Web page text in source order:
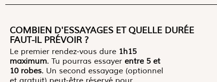
COMBIEN D'ESSAYAGES ET QUELLE DURÉE
FAUT-IL PRÉVOIR ?
Le premier rendez-vous dure 1h15
maximum. Tu pourras essayer entre 5 et
10 robes. Un second essayage (optionnel